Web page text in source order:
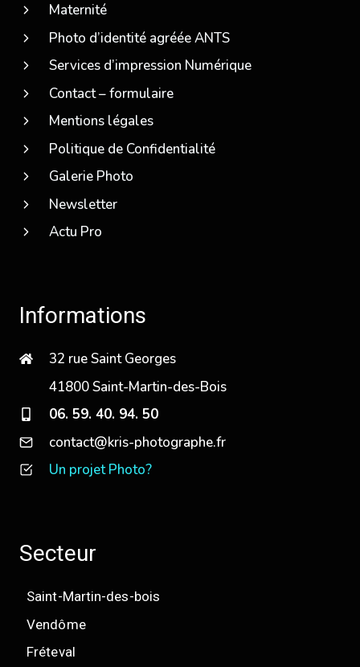
Maternité
Photo d’identité agréée ANTS
Services d’impression Numérique
Contact – formulaire
Mentions légales
Politique de Confidentialité
Galerie Photo
Newsletter
Actu Pro
Informations
32 rue Saint Georges
41800 Saint-Martin-des-Bois
06. 59. 40. 94. 50
contact@kris-photographe.fr
Un projet Photo?
Secteur
Saint-Martin-des-bois
Vendôme
Fréteval